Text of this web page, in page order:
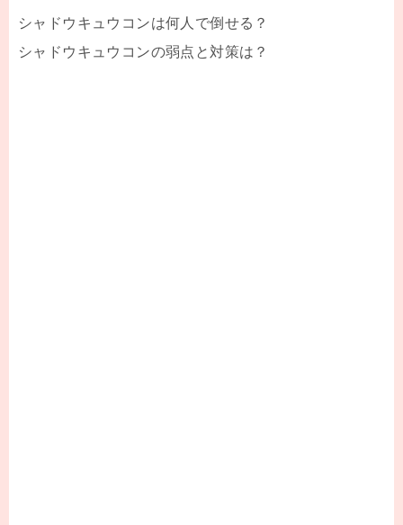
シャドウキュウコンは何人で倒せる？
シャドウキュウコンの弱点と対策は？